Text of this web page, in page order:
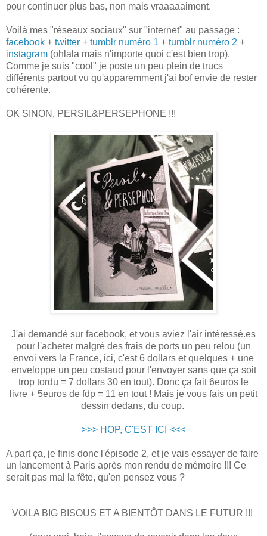
pour continuer plus bas, non mais vraaaaaiment.
Voilà mes "réseaux sociaux" sur "internet" au passage :
facebook + twitter + tumblr numéro 1 + tumblr numéro 2 +
instagram (ohlala mais n'importe quoi c'est bien trop).
Comme je suis "cool" je poste un peu plein de trucs
différents partout vu qu'apparemment j'ai bof envie de rester
cohérente.
OK SINON, PERSIL&PERSEPHONE !!!
J'ai demandé sur facebook, et vous aviez l'air intéressé.es
pour l'acheter malgré des frais de ports un peu relou (un
envoi vers la France, ici, c'est 6 dollars et quelques + une
enveloppe un peu costaud pour l'envoyer sans que ça soit
trop tordu = 7 dollars 30 en tout). Donc ça fait 6euros le
livre + 5euros de fdp = 11 en tout ! Mais je vous fais un petit
dessin dedans, du coup.
>>> HOP, C'EST ICI <<<
A part ça, je finis donc l'épisode 2, et je vais essayer de faire
un lancement à Paris après mon rendu de mémoire !!! Ce
serait pas mal la fête, qu'en pensez vous ?
VOILA BIG BISOUS ET A BIENTÔT DANS LE FUTUR !!!